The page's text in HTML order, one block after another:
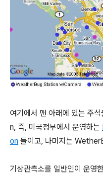
여기에서 맨 아래에 있는 주
n, 즉, 미국정부에서 운영하는
on 들이고, 나머지는
기상관측소를 일반인이 운영